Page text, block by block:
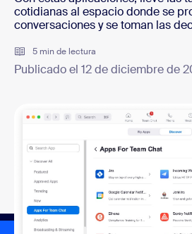
cotidianas al espacio donde se
conversaciones y se toman las
5 min de lectura
Publicado el 12 de diciembre de